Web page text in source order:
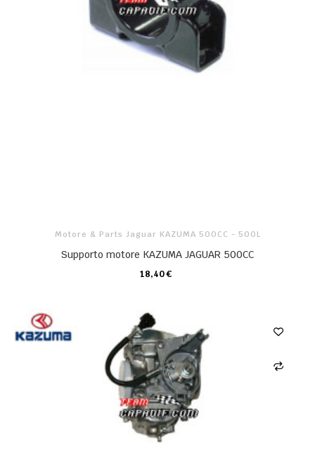
Motore & Parts Jaguar KAZUMA 500CC - 500L
Supporto motore KAZUMA JAGUAR 500CC
18,40 €
CARRELLO